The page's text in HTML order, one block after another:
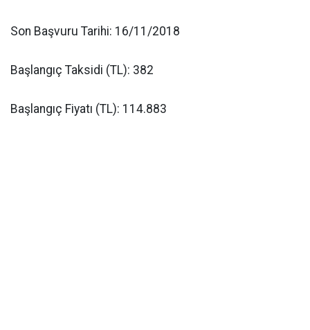
Son Başvuru Tarihi: 16/11/2018
Başlangıç Taksidi (TL): 382
Başlangıç Fiyatı (TL): 114.883